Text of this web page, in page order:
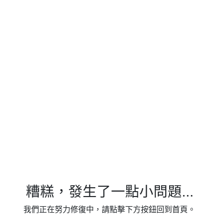
糟糕，發生了一點小問題...
我們正在努力修復中，請點擊下方按鈕回到首頁。